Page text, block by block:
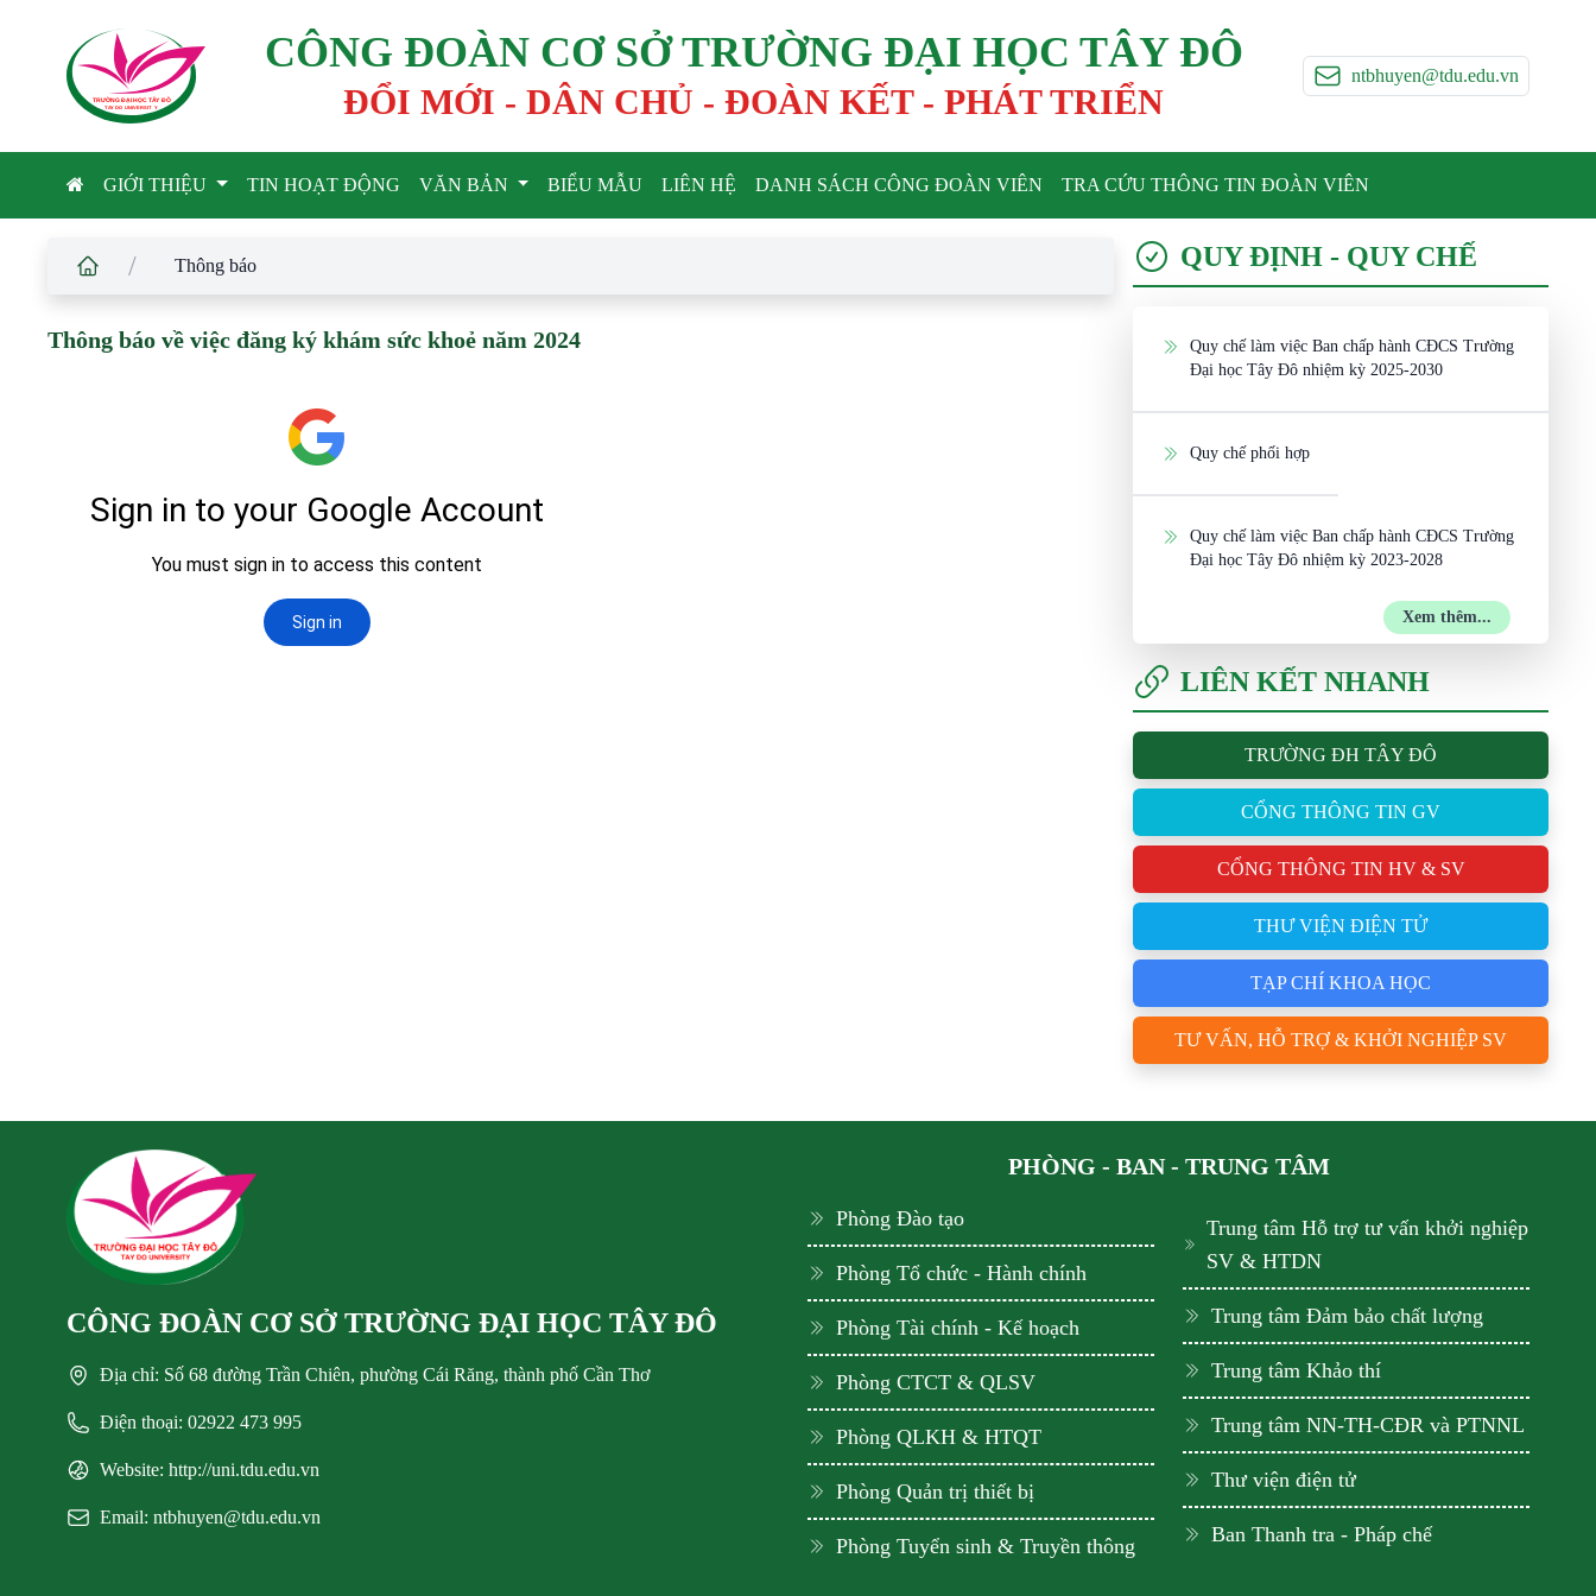
TRƯỜNG ĐẠI HỌC TÂY ĐÔ
TAY DO UNIVERSIT Y
CÔNG ĐOÀN CƠ SỞ TRƯỜNG ĐẠI HỌC TÂY ĐÔ
ĐỔI MỚI - DÂN CHỦ - ĐOÀN KẾT - PHÁT TRIỂN
ntbhuyen@tdu.edu.vn
GIỚI THIỆU TIN HOẠT ĐỘNG VĂN BẢN BIỂU MẪU LIÊN HỆ DANH SÁCH CÔNG ĐOÀN VIÊN TRA CỨU THÔNG TIN ĐOÀN VIÊN
/ Thông báo
Thông báo về việc đăng ký khám sức khoẻ năm 2024
QUY ĐỊNH - QUY CHẾ
Quy chế làm việc Ban chấp hành CĐCS Trường
Đại học Tây Đô nhiệm kỳ 2025-2030
Quy chế phối hợp
Quy chế làm việc Ban chấp hành CĐCS Trường
Đại học Tây Đô nhiệm kỳ 2023-2028
Xem thêm...
LIÊN KẾT NHANH
TRƯỜNG ĐH TÂY ĐÔ
CỔNG THÔNG TIN GV
CỔNG THÔNG TIN HV & SV
THƯ VIỆN ĐIỆN TỬ
TẠP CHÍ KHOA HỌC
TƯ VẤN, HỖ TRỢ & KHỞI NGHIỆP SV
CÔNG ĐOÀN CƠ SỞ TRƯỜNG ĐẠI HỌC TÂY ĐÔ
Địa chỉ: Số 68 đường Trần Chiên, phường Cái Răng, thành phố Cần Thơ
Điện thoại: 02922 473 995
Website: http://uni.tdu.edu.vn
Email: ntbhuyen@tdu.edu.vn
PHÒNG - BAN - TRUNG TÂM
Phòng Đào tạo
Phòng Tổ chức - Hành chính
Phòng Tài chính - Kế hoạch
Phòng CTCT & QLSV
Phòng QLKH & HTQT
Phòng Quản trị thiết bị
Phòng Tuyển sinh & Truyền thông
Trung tâm Hỗ trợ tư vấn khởi nghiệp
SV & HTDN
Trung tâm Đảm bảo chất lượng
Trung tâm Khảo thí
Trung tâm NN-TH-CĐR và PTNNL
Thư viện điện tử
Ban Thanh tra - Pháp chế